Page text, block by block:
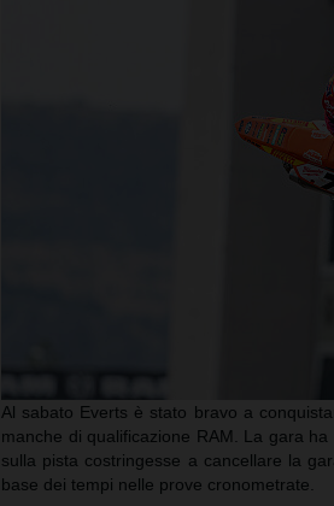
Al sabato Everts è stato bravo a
manche di qualificazione RAM. La gara
sulla pista costringesse a cancellare la
base dei tempi nelle prove cronometrate.